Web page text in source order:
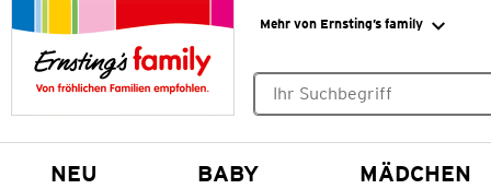
Mehr von Ernsting’s family
NEU BABY MÄDCHEN